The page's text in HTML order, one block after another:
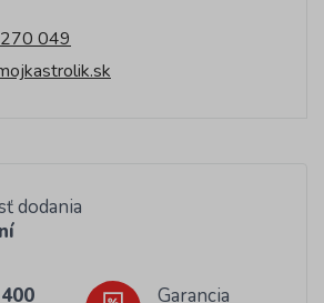
049
dodania
Garancia